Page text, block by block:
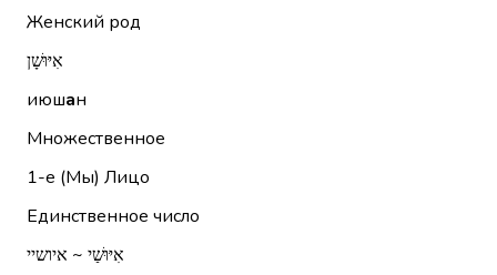
Женский род
אִיּוּשָׁן
июшан
Множественное
1-е (Мы) Лицо
Единственное число
אִיּוּשַׁי ~ איושיי